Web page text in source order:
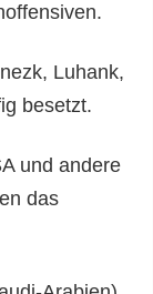
Luhank,
besetzt.
und andere
das